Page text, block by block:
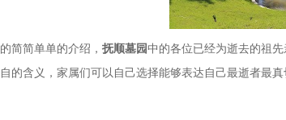
简简单单的介绍， 抚顺墓园中的各位已经为逝去的祖
的含义，家属们可以自己选择能够表达自己最逝者最真